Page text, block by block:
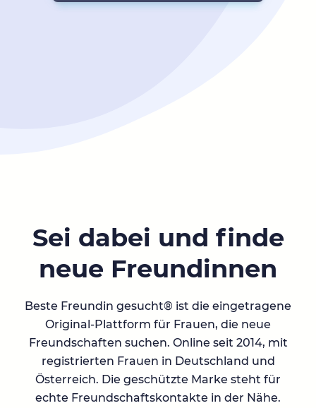
Sei dabei und finde
neue Freundinnen
Beste Freundin gesucht® ist die eingetragene
Original-Plattform für Frauen, die neue
Freundschaften suchen. Online seit 2014, mit
registrierten Frauen in Deutschland und
Österreich. Die geschützte Marke steht für
echte Freundschaftskontakte in der Nähe.